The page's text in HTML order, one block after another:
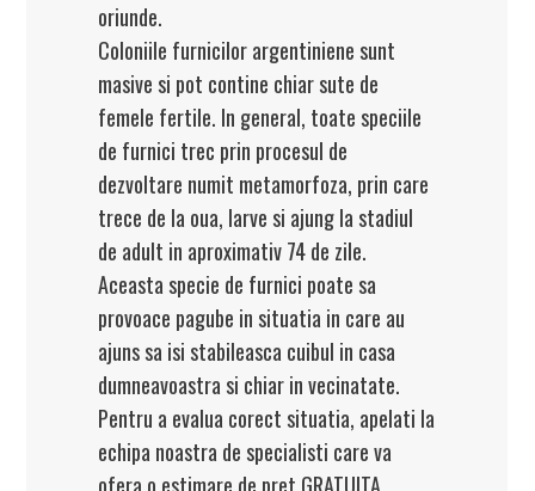
oriunde.
Coloniile furnicilor argentiniene sunt
masive si pot contine chiar sute de
femele fertile. In general, toate speciile
de furnici trec prin procesul de
dezvoltare numit metamorfoza, prin care
trece de la oua, larve si ajung la stadiul
de adult in aproximativ 74 de zile.
Aceasta specie de furnici poate sa
provoace pagube in situatia in care au
ajuns sa isi stabileasca cuibul in casa
dumneavoastra si chiar in vecinatate.
Pentru a evalua corect situatia, apelati la
echipa noastra de specialisti care va